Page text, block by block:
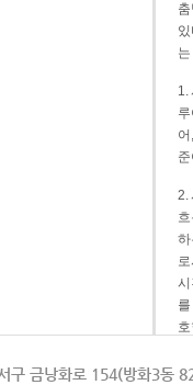
1.
2.
하
시
구 금낭화로 154(방화3동